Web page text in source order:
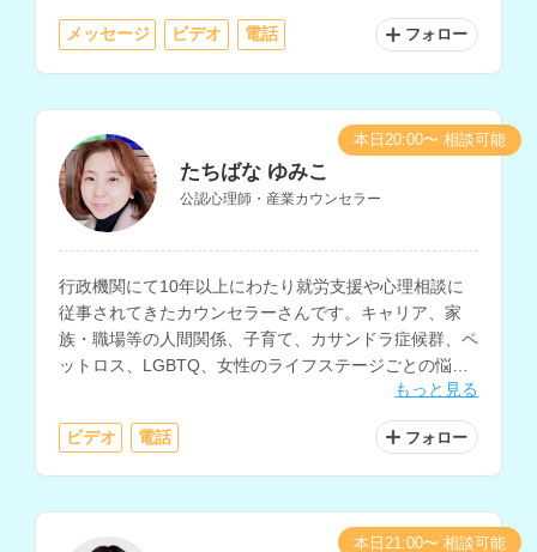
メッセージ ビデオ 電話 フォロー
たちばな ゆみこ
公認心理師・産業カウンセラー
行政機関にて10年以上にわたり就労支援や心理相談に
従事されてきたカウンセラーさんです。キャリア、家
族・職場等の人間関係、子育て、カサンドラ症候群、ペ
ットロス、LGBTQ、女性のライフステージごとの悩み
もっと見る
ビデオ 電話 フォロー
本日20:00〜 相談可能
本日21:00〜 相談可能